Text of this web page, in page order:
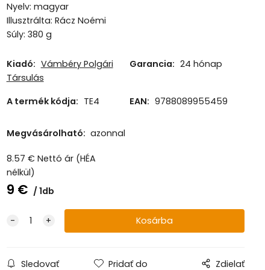
Nyelv: magyar
Illusztrálta: Rácz Noémi
Súly: 380 g
Kiadó: Vámbéry Polgári
Társulás
Garancia: 24 hónap
A termék kódja: TE4 EAN: 9788089955459
Megvásárolható: azonnal
8.57 € Nettó ár (HÉA
nélkül)
9 € 1db
Sledovať Pridať do Zdielať